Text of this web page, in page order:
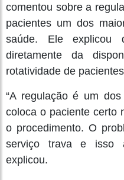
comentou sobre a
pacientes um dos
saúde. Ele explicou
diretamente da
rotatividade de
“A regulação é um
coloca o paciente certo
o procedimento. O
serviço trava e isso
explicou.